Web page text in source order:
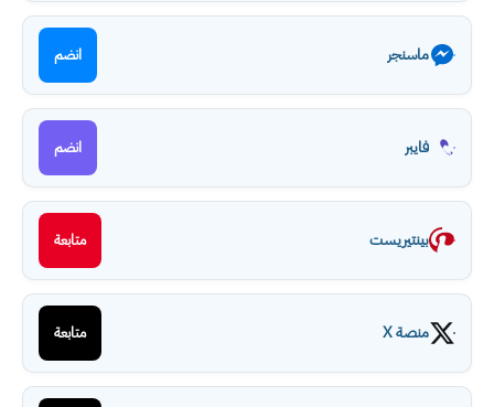
ماسنجر انضم
فايبر انضم
بينتيريست متابعة
منصة X متابعة